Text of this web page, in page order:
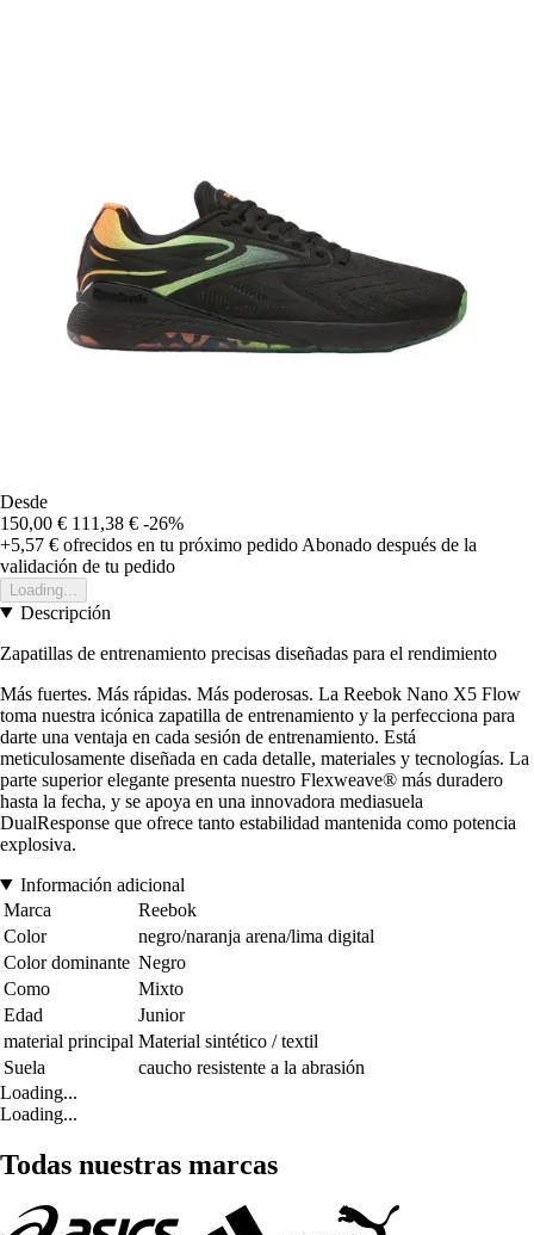
Desde
150,00 € 111,38 € -26%
+5,57 € ofrecidos en tu próximo pedido Abonado después de la
validación de tu pedido
Loading...
Descripción
Zapatillas de entrenamiento precisas diseñadas para el rendimiento
Más fuertes. Más rápidas. Más poderosas. La Reebok Nano X5 Flow
toma nuestra icónica zapatilla de entrenamiento y la perfecciona para
darte una ventaja en cada sesión de entrenamiento. Está
meticulosamente diseñada en cada detalle, materiales y tecnologías. La
parte superior elegante presenta nuestro Flexweave® más duradero
hasta la fecha, y se apoya en una innovadora mediasuela
DualResponse que ofrece tanto estabilidad mantenida como potencia
explosiva.
Información adicional
Marca
Reebok
Color
negro/naranja arena/lima digital
Color dominante Negro
Como
Mixto
Edad
Junior
material principal Material sintético / textil
Suela
caucho resistente a la abrasión
Loading...
Loading...
Todas nuestras marcas